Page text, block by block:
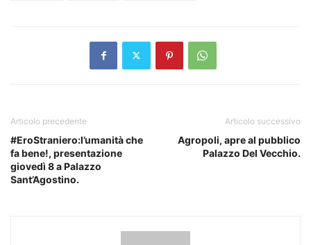
Articolo precedente
#EroStraniero:l’umanità che
fa bene!, presentazione
giovedì 8 a Palazzo
Sant’Agostino.
Articolo successivo
Agropoli, apre al pubblico
Palazzo Del Vecchio.